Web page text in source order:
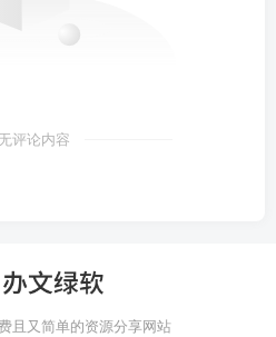
评论内容
且又简单的资源分享网站